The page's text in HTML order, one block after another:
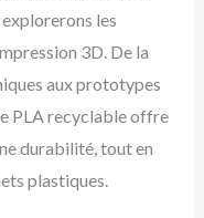
les
3D. De la
aux prototypes
PLA recyclable offre
durabilité, tout en
plastiques.